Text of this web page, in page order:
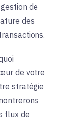
de
des
de votre
stratégie
flux de